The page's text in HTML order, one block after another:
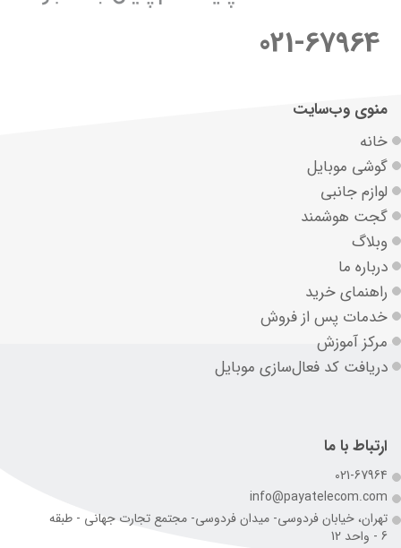
021-67964
منوی وب‌سایت
خانه
گوشی موبایل
لوازم جانبی
گجت هوشمند
وبلاگ
درباره ما
راهنمای خرید
خدمات پس از فروش
مرکز آموزش
دریافت کد فعال‌سازی موبایل
ارتباط با ما
021-67964
info@payatelecom.com
تهران، خیابان فردوسی- میدان فردوسی- مجتمع تجارت جهانی - طبقه
6 - واحد 12